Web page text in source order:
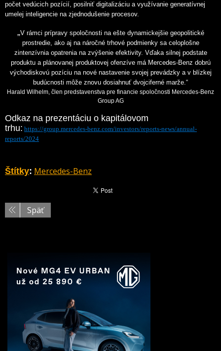
počet vedúcich pozícií, posilniť digitalizáciu a využívanie generatívnej
umelej inteligencie na zjednodušenie procesov.
„V rámci prípravy spoločnosti na ešte dynamickejšie geopolitické
prostredie, ako aj na náročné trhové podmienky sa celoplošne
zintenzívnia opatrenia na zvýšenie efektivity. Vďaka silnej podstate
produktu a plánovanej produktovej ofenzíve má Mercedes-Benz dobrú
východiskovú pozíciu na nové nastavenie svojej prevádzky a v blízkej
budúcnosti môže znovu dosiahnuť dvojciferné marže.“
Harald Wilhelm, člen predstavenstva pre financie spoločnosti Mercedes-Benz
Group AG
Odkaz na prezentáciu o kapitálovom
trhu: https://group.mercedes-benz.com/investors/reports-news/annual-
reports/2024
Štítky: Mercedes-Benz
Späť